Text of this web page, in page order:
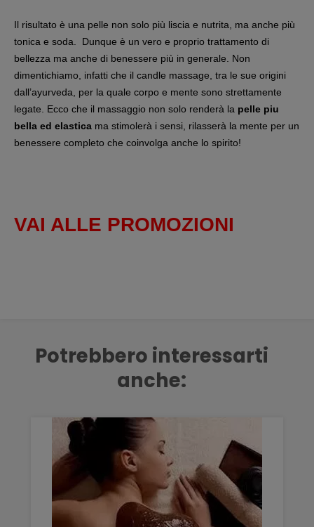
Il risultato è una pelle non solo più liscia e nutrita, ma anche più
tonica e soda. Dunque è un vero e proprio trattamento di
bellezza ma anche di benessere più in generale. Non
dimentichiamo, infatti che il candle massage, tra le sue origini
dall’ayurveda, per la quale corpo e mente sono strettamente
legate. Ecco che il massaggio non solo renderà la pelle piu
bella ed elastica ma stimolerà i sensi, rilasserà la mente per un
benessere completo che coinvolga anche lo spirito!
VAI ALLE PROMOZIONI
Potrebbero interessarti
anche: